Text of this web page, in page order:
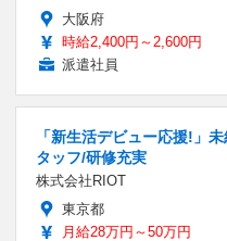
大阪府
時給2,400円～2,600円
派遣社員
「新生活デビュー応援!」
タッフ/研修充実
株式会社RIOT
東京都
月給28万円～50万円